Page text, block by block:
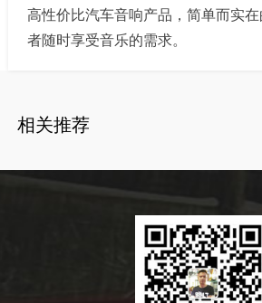
高性价比汽车音响产品，简单而实
者随时享受音乐的需求。
相关推荐